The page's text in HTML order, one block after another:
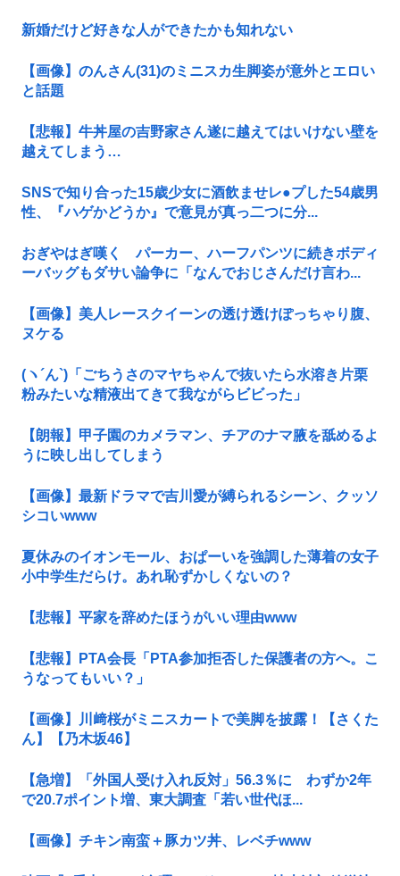
新婚だけど好きな人ができたかも知れない
【画像】のんさん(31)のミニスカ生脚姿が意外とエロい
と話題
【悲報】牛丼屋の吉野家さん遂に越えてはいけない壁を
越えてしまう…
SNSで知り合った15歳少女に酒飲ませレ●プした54歳男
性、『ハゲかどうか』で意見が真っ二つに分...
おぎやはぎ嘆く パーカー、ハーフパンツに続きボディ
ーバッグもダサい論争に「なんでおじさんだけ言わ...
【画像】美人レースクイーンの透け透けぽっちゃり腹、
ヌケる
(ヽ´ん`)「ごちうさのマヤちゃんで抜いたら水溶き片栗
粉みたいな精液出てきて我ながらビビった」
【朗報】甲子園のカメラマン、チアのナマ腋を舐めるよ
うに映し出してしまう
【画像】最新ドラマで吉川愛が縛られるシーン、クッソ
シコいwww
夏休みのイオンモール、おぱーいを強調した薄着の女子
小中学生だらけ。あれ恥ずかしくないの？
【悲報】平家を辞めたほうがいい理由www
【悲報】PTA会長「PTA参加拒否した保護者の方へ。こ
うなってもいい？」
【画像】川﨑桜がミニスカートで美脚を披露！【さくた
ん】【乃木坂46】
【急増】「外国人受け入れ反対」56.3％に わずか2年
で20.7ポイント増、東大調査「若い世代ほ...
【画像】チキン南蛮＋豚カツ丼、レベチwww